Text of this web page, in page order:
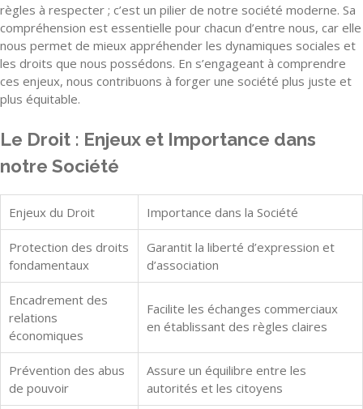
règles à respecter ; c’est un pilier de notre société moderne. Sa
compréhension est essentielle pour chacun d’entre nous, car elle
nous permet de mieux appréhender les dynamiques sociales et
les droits que nous possédons. En s’engageant à comprendre
ces enjeux, nous contribuons à forger une société plus juste et
plus équitable.
Le Droit : Enjeux et Importance dans
notre Société
Enjeux du Droit Importance dans la Société
Protection des droits
fondamentaux
Garantit la liberté d’expression et
d’association
Encadrement des
relations
économiques
Facilite les échanges commerciaux
en établissant des règles claires
Prévention des abus
de pouvoir
Assure un équilibre entre les
autorités et les citoyens